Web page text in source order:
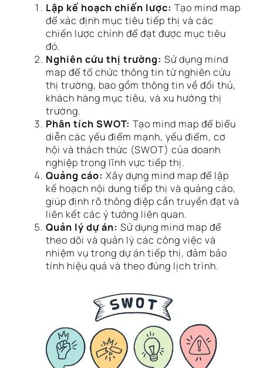
Lập kế hoạch chiến lược: Tạo mind map
để xác định mục tiêu tiếp thị và các
chiến lược chính để đạt được mục tiêu
đó.
Nghiên cứu thị trường: Sử dụng mind
map để tổ chức thông tin từ nghiên cứu
thị trường, bao gồm thông tin về đối thủ,
khách hàng mục tiêu, và xu hướng thị
trường.
Phân tích SWOT: Tạo mind map để biểu
diễn các yếu điểm mạnh, yếu điểm, cơ
hội và thách thức (SWOT) của doanh
nghiệp trong lĩnh vực tiếp thị.
Quảng cáo: Xây dựng mind map để lập
kế hoạch nội dung tiếp thị và quảng cáo,
giúp định rõ thông điệp cần truyền đạt và
liên kết các ý tưởng liên quan.
Quản lý dự án: Sử dụng mind map để
theo dõi và quản lý các công việc và
nhiệm vụ trong dự án tiếp thị, đảm bảo
tính hiệu quả và theo đúng lịch trình.